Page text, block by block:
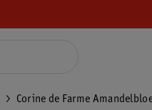
Corine de Farme